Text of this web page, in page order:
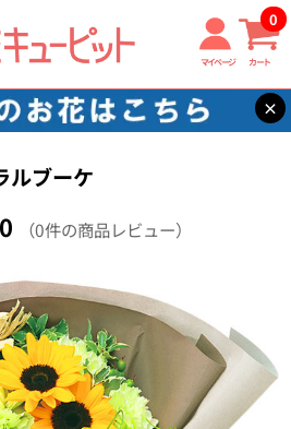
マイページ カート
0
×
【花束・ブーケ】ひまわりのナチュラ
ルブーケ
（0件の商品レビュー）